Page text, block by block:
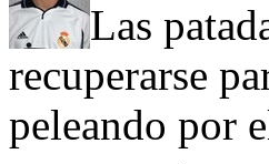
Las
recuperarse
peleando por